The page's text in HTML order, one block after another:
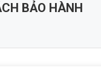
BẢO HÀNH